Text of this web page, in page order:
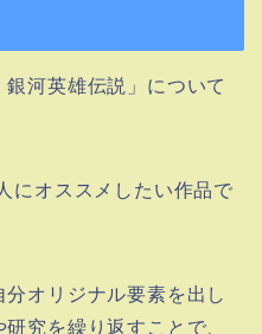
河英雄伝説」について
にオススメしたい作品で
オリジナル要素を出し
究を繰り返すことで、